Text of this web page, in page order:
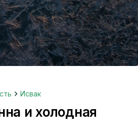
Исвак
и холодная